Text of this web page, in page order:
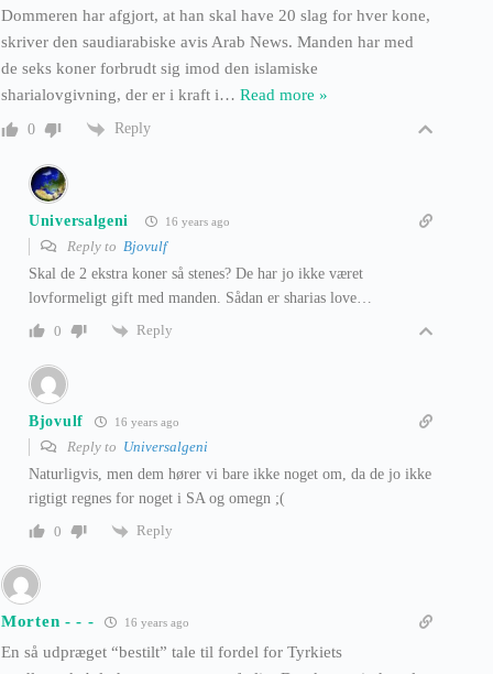
Dommeren har afgjort, at han skal have 20 slag for hver kone,
skriver den saudiarabiske avis Arab News. Manden har med
de seks koner forbrudt sig imod den islamiske
sharialovgivning, der er i kraft i… Read more »
0 Reply
Universalgeni 16 years ago
Reply to Bjovulf
Skal de 2 ekstra koner så stenes? De har jo ikke været
lovformeligt gift med manden. Sådan er sharias love…
0
Reply
Bjovulf 16 years ago
Reply to Universalgeni
Naturligvis, men dem hører vi bare ikke noget om, da de jo ikke
rigtigt regnes for noget i SA og omegn ;(
0
Reply
Morten - - - 16 years ago
En så udpræget “bestilt” tale til fordel for Tyrkiets